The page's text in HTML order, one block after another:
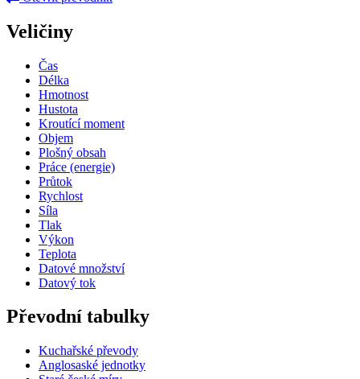
Veličiny
Čas
Délka
Hmotnost
Hustota
Kroutící moment
Objem
Plošný obsah
Práce (energie)
Průtok
Rychlost
Síla
Tlak
Výkon
Teplota
Datové množství
Datový tok
Převodní tabulky
Kuchařské převody
Anglosaské jednotky